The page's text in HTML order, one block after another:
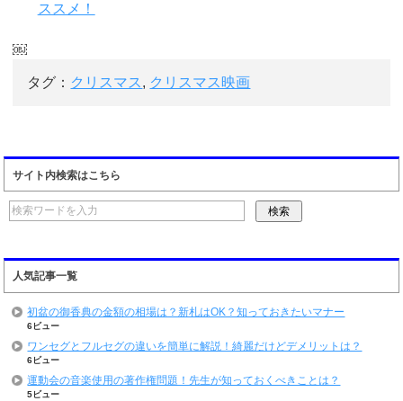
ススメ！
￼
タグ： クリスマス , クリスマス映画
サイト内検索はこちら
人気記事一覧
初盆の御香典の金額の相場は？新札はOK？知っておきたいマナー
6ビュー
ワンセグとフルセグの違いを簡単に解説！綺麗だけどデメリットは？
6ビュー
運動会の音楽使用の著作権問題！先生が知っておくべきことは？
5ビュー